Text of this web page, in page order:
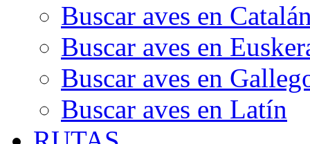
Buscar aves en
Buscar aves en
Buscar aves en
Buscar aves en Latín